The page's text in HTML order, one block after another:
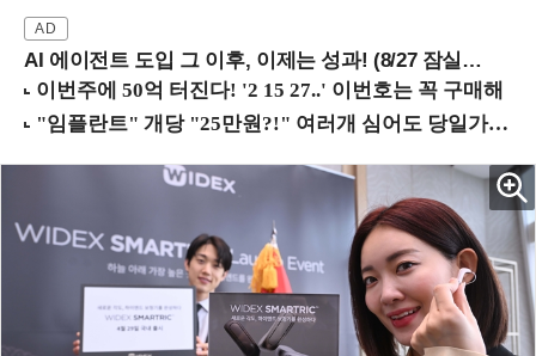
AI 에이전트 도입 그 이후, 이제는 성과! (8/27 잠실역)